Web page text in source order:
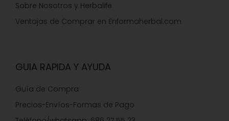
Sobre Nosotros y Herbalife
Ventajas de Comprar en Enformaherbal.com
GUIA RAPIDA Y AYUDA
Guía de Compra
Precios-Envíos-Formas de Pago